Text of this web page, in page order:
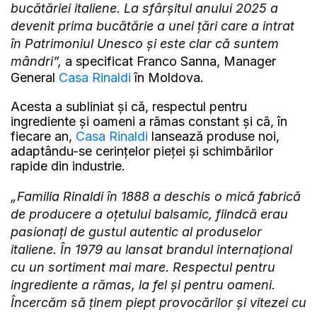
bucătăriei italiene. La sfârșitul anului 2025 a
devenit prima bucătărie a unei țări care a intrat
în Patrimoniul Unesco și este clar că suntem
mândri”, a specificat Franco Sanna, Manager
General Casa Rinaldi în Moldova.
Acesta a subliniat și că, respectul pentru
ingrediente și oameni a rămas constant și că, în
fiecare an, Casa Rinaldi lansează produse noi,
adaptându-se cerințelor pieței și schimbărilor
rapide din industrie.
„Familia Rinaldi în 1888 a deschis o mică fabrică
de producere a oțetului balsamic, fiindcă erau
pasionați de gustul autentic al produselor
italiene. În 1979 au lansat brandul internațional
cu un sortiment mai mare. Respectul pentru
ingrediente a rămas, la fel și pentru oameni.
Încercăm să ținem piept provocărilor și vitezei cu